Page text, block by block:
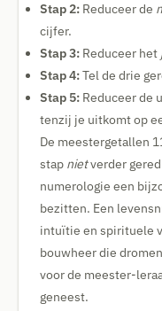
Stap 2: Reduceer de
cijfer.
Stap 3: Reduceer het
Stap 4:Tel de drie
Stap 5: Reduceer de
tenzij je uitkomt op
De meestergetallen
stap nietverder
numerologie een
bezitten. Een
intuïtie en spirituele
bouwheer die
voor de meester-
geneest.